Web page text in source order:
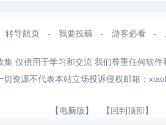
转导航页 - 我要投稿 - 游客必看 -
集 仅供用于学习和交流 我们尊重任何软
资源不代表本站立场投诉侵权邮箱：
【电脑版】 【回到顶部】